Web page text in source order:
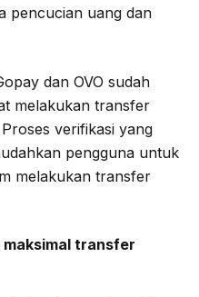
pencucian uang dan
dan OVO sudah
melakukan transfer
verifikasi yang
pengguna untuk
melakukan transfer
transfer